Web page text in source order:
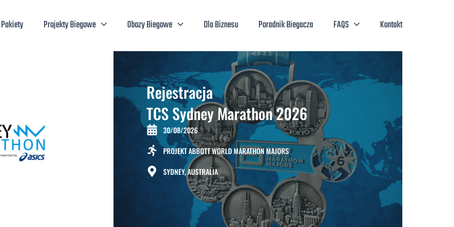
Pakiety Projekty Biegowe Obozy Biegowe Dla Biznesu Poradnik Biegacza FAQS Kontakt
Rejestracja
TCS Sydney Marathon 2026
30/08/2026
PROJEKT ABBOTT WORLD MARATHON MAJORS
SYDNEY, AUSTRALIA